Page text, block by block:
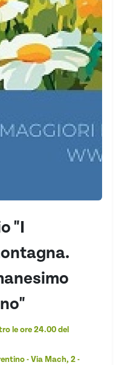
"I
le ore 24.00 del
- Via Mach, 2 -